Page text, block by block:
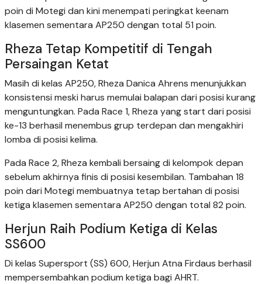
poin di Motegi dan kini menempati peringkat keenam
klasemen sementara AP250 dengan total 51 poin.
Rheza Tetap Kompetitif di Tengah
Persaingan Ketat
Masih di kelas AP250, Rheza Danica Ahrens menunjukkan
konsistensi meski harus memulai balapan dari posisi kurang
menguntungkan. Pada Race 1, Rheza yang start dari posisi
ke-13 berhasil menembus grup terdepan dan mengakhiri
lomba di posisi kelima.
Pada Race 2, Rheza kembali bersaing di kelompok depan
sebelum akhirnya finis di posisi kesembilan. Tambahan 18
poin dari Motegi membuatnya tetap bertahan di posisi
ketiga klasemen sementara AP250 dengan total 82 poin.
Herjun Raih Podium Ketiga di Kelas
SS600
Di kelas Supersport (SS) 600, Herjun Atna Firdaus berhasil
mempersembahkan podium ketiga bagi AHRT.